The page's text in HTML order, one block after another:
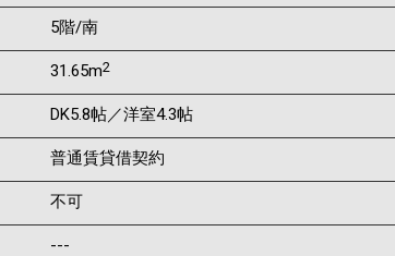
5階/南
31.65m2
DK5.8帖／洋室4.3帖
普通賃貸借契約
不可
---